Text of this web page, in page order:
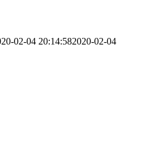
02-04 20:14:582020-02-04